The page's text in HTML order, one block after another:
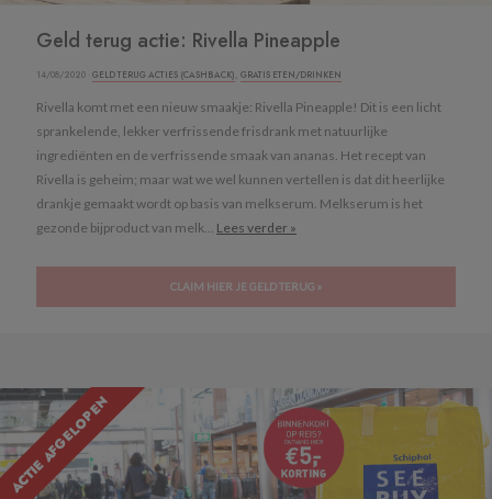
Geld terug actie: Rivella Pineapple
14/08/2020 · GELD TERUG ACTIES (CASHBACK), GRATIS ETEN/DRINKEN
Rivella komt met een nieuw smaakje: Rivella Pineapple! Dit is een licht
sprankelende, lekker verfrissende frisdrank met natuurlijke
ingrediënten en de verfrissende smaak van ananas. Het recept van
Rivella is geheim; maar wat we wel kunnen vertellen is dat dit heerlijke
drankje gemaakt wordt op basis van melkserum. Melkserum is het
gezonde bijproduct van melk... Lees verder »
CLAIM HIER JE GELD TERUG »
ACTIE AFGELOPEN